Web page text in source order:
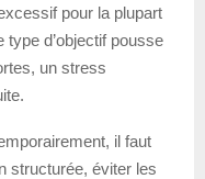
pour la plupart
d’objectif pousse
un stress
il faut
structurée, éviter les